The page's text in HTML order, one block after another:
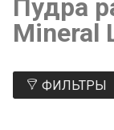
Пудра
Mineral
ФИЛЬТРЫ